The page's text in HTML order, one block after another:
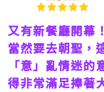
又有新餐廳開幕
當然要去朝聖，
「意」亂情迷
得非常滿足捧著